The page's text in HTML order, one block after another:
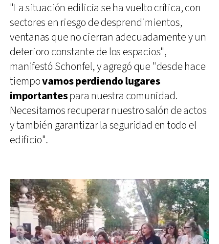
"La situación edilicia se ha vuelto crítica, con
sectores en riesgo de desprendimientos,
ventanas que no cierran adecuadamente y un
deterioro constante de los espacios",
manifestó Schonfel, y agregó que "desde hace
tiempovamos perdiendo lugares
importantespara nuestra comunidad.
Necesitamos recuperar nuestro salón de actos
y también garantizar la seguridad en todo el
edificio".